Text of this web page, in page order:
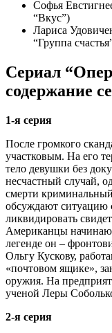
Софья
“Вкус”)
Лариса
“Группа
Сериал
содержание
1-я серия
После громкого
участковым. На его
тело девушки без
несчастный случай,
смерти
обсуждают ситуацию
ликвидировать
Американцы
легенде он –
Ольгу Кускову,
«почтовом ящике»,
оружия. На
ученой Леры
2-я серия